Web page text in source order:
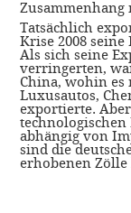
Zusammenhang
Tatsächlich
Krise 2008
Als sich seine
verringerten,
China, wohin es
Luxusautos,
exportierte.
abhängig von
sind die
erhobenen